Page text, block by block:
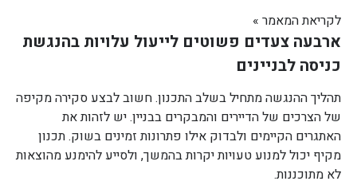
לקריאת המאמר »
ארבעה צעדים פשוטים לייעול עלויות בהנגשת
כניסה לבניינים
תהליך ההנגשה מתחיל בשלב התכנון. חשוב לבצע סקירה מקיפה
של הצרכים של הדיירים והמבקרים בבניין. יש לזהות את
האתגרים הקיימים ולבדוק אילו פתרונות זמינים בשוק. תכנון
מקיף יכול למנוע טעויות יקרות בהמשך, ולסייע להימנע מהוצאות
לא מתוכננות.